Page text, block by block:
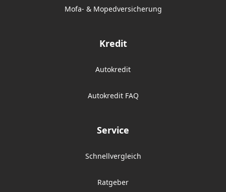
Mofa- & Mopedversicherung
Kredit
Autokredit
Autokredit FAQ
Service
Schnellvergleich
Ratgeber